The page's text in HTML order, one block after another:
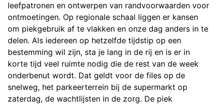
leefpatronen en ontwerpen van randvoorwaarden voor
ontmoetingen. Op regionale schaal liggen er kansen
om piekgebruik af te vlakken en onze dag anders in te
delen. Als iedereen op hetzelfde tijdstip op een
bestemming wil zijn, sta je lang in de rij en is er in
korte tijd veel ruimte nodig die de rest van de week
onderbenut wordt. Dat geldt voor de files op de
snelweg, het parkeerterrein bij de supermarkt op
zaterdag, de wachtlijsten in de zorg. De piek